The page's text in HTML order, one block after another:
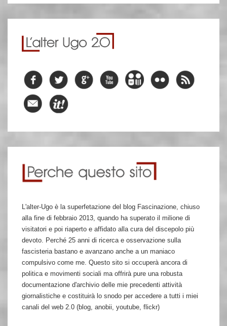
L'alter-Ugo è la superfetazione del blog Fascinazione, chiuso
alla fine di febbraio 2013, quando ha superato il milione di
visitatori e poi riaperto e affidato alla cura del discepolo più
devoto. Perché 25 anni di ricerca e osservazione sulla
fascisteria bastano e avanzano anche a un maniaco
compulsivo come me. Questo sito si occuperà ancora di
politica e movimenti sociali ma offrirà pure una robusta
documentazione d'archivio delle mie precedenti attività
giornalistiche e costituirà lo snodo per accedere a tutti i miei
canali del web 2.0 (blog, anobii, youtube, flickr)